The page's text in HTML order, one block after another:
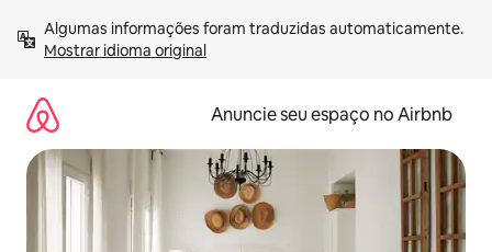
para
Mostrar idioma original
Anuncie seu espaço no Airbnb